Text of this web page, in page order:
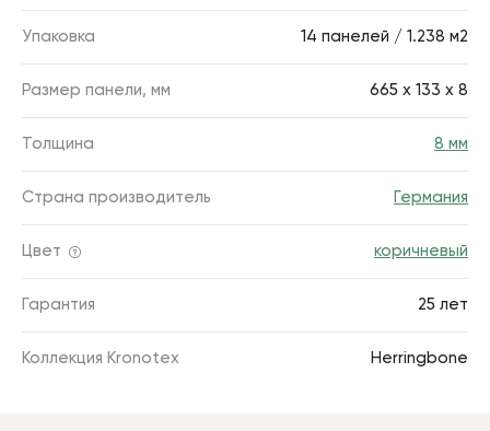
Упаковка 14 панелей / 1.238 м2
Размер панели, мм 665 x 133 х 8
Толщина 8 мм
Страна производитель Германия
Цвет коричневый
Гарантия 25 лет
Коллекция Kronotex Herringbone